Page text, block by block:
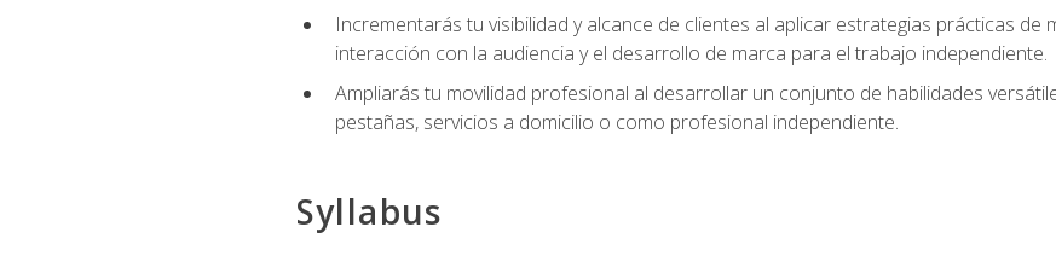
Incrementarás tu visibilidad y alcance de clientes al aplicar estrategias prácticas de
interacción con la audiencia y el desarrollo de marca para el trabajo independiente.
Ampliarás tu movilidad profesional al desarrollar un conjunto de habilidades
pestañas, servicios a domicilio o como profesional independiente.
Syllabus